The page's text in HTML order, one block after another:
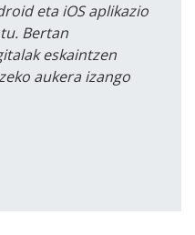
eta iOS aplikazio
Bertan
eskaintzen
aukera izango